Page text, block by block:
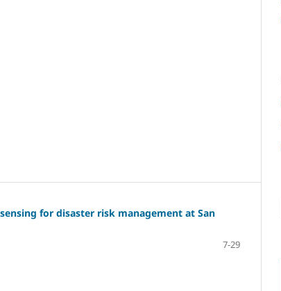
for disaster risk management at San
7-29